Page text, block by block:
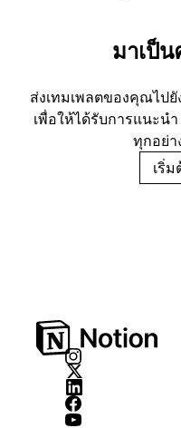
มาเป็น
ส่งเทมเพลตของคุณไป
เพื่อให้ได้รับการแนะน
ทุกอย่า
เริ่